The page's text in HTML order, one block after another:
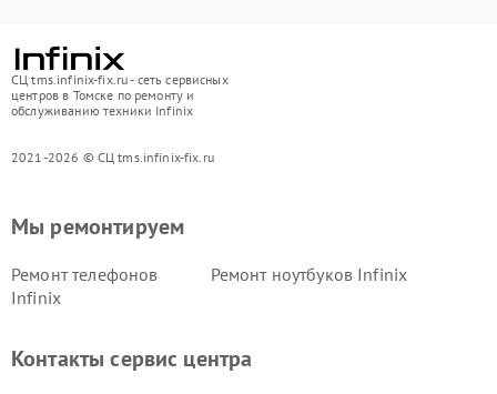
СЦ tms.infinix-fix.ru - сеть сервисных
центров в Томске по ремонту и
обслуживанию техники Infinix
2021-2026 © СЦ tms.infinix-fix.ru
Мы ремонтируем
Ремонт телефонов
Infinix
Ремонт ноутбуков Infinix
Контакты сервис центра